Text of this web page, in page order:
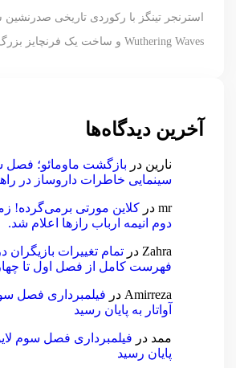
استرنجر تینگز با رکوردی تاریخی صدرنشین
Wuthering Waves و ساخت یک فرنچایز بزرگ؛ از بازی تا انیمه
آخرین دیدگاه‌ها
نارین در بازگشت ماومائو؛ فصل
سینمایی خاطرات داروساز در
mr در کلاین مورتی برمی‌گرده!
دوم انیمه ارباب رازها اعلام شد.
Zahra در تمام تغییرات بازیگران
فهرست کامل از فصل اول تا
Amirreza در فیلمبرداری فصل
آواتار به پایان رسید
ممد در فیلمبرداری فصل سوم
پایان رسید